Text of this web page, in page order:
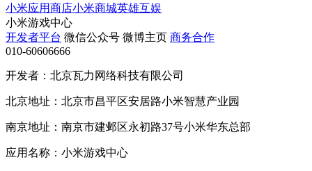
小米应用商店小米商城英雄互娱
小米游戏中心
开发者平台 微信公众号 微博主页 商务合作
010-60606666
开发者：北京瓦力网络科技有限公司
北京地址：北京市昌平区安居路小米智慧产业园
南京地址：南京市建邺区永初路37号小米华东总部
应用名称：小米游戏中心